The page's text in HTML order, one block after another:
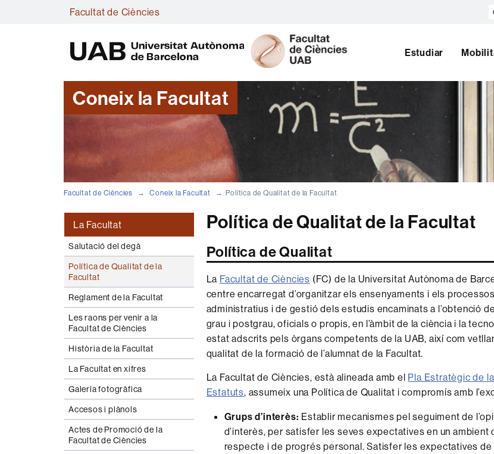
Facultat de Ciències
B
Estudiar
Coneix la Facultat
Facultat de Ciències Coneix la Facultat Política de Qualitat de la Facultat
La Facultat
Salutació del degà
Política de Qualitat de la
Facultat
Reglament de la Facultat
Les raons per venir a la
Facultat de Ciències
Història de la Facultat
La Facultat en xifres
Galeria fotogràfica
Accesos i plànols
Actes de Promoció de la
Facultat de Ciències
Política de Qualitat de la Facultat
Política de Qualitat
La Facultat de Ciències (FC) de la Universitat Autònoma de
centre encarregat d’organitzar els ensenyaments i els
administratius i de gestió dels estudis encaminats a l’obtenció
grau i postgrau, oficials o propis, en l’àmbit de la ciència i la
estat adscrits pels òrgans competents de la UAB, així com
qualitat de la formació de l’alumnat de la Facultat.
La Facultat de Ciències, està alineada amb el Pla Estratègic de
Estatuts, assumeix una Política de Qualitat i compromís amb
Grups d’interès: Establir mecanismes pel seguiment de
d’interès, per satisfer les seves expectatives en un ambient
respecte i de progrés personal. Satisfer les expectatives de